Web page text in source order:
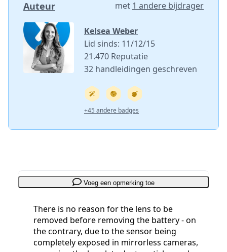
Auteur met 1 andere bijdrager
Kelsea Weber
Lid sinds: 11/12/15
21.470 Reputatie
32 handleidingen geschreven
+45 andere badges
Voeg een opmerking toe
There is no reason for the lens to be
removed before removing the battery - on
the contrary, due to the sensor being
completely exposed in mirrorless cameras,